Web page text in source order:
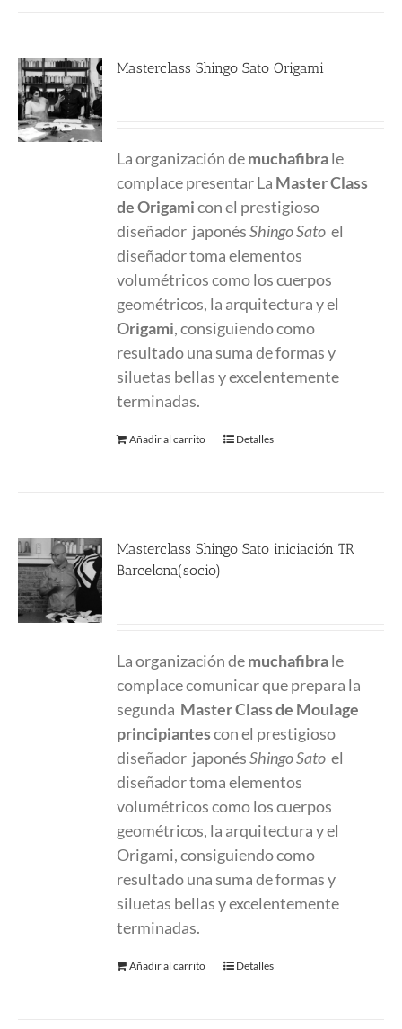
Masterclass Shingo Sato Origami
La organización demuchafibrale
complace presentar La Master Class
de Origamicon el prestigioso
diseñador japonésShingo Sato el
diseñador toma elementos
volumétricos como los cuerpos
geométricos, la arquitectura y el
Origami, consiguiendo como
resultado una suma de formas y
siluetas bellas y excelentemente
terminadas.
Añadir al carrito Detalles
Masterclass Shingo Sato iniciación TR
Barcelona(socio)
La organización demuchafibrale
complace comunicar que prepara la
segunda Master Classde Moulage
principiantescon el prestigioso
diseñador japonésShingo Sato el
diseñador toma elementos
volumétricos como los cuerpos
geométricos, la arquitectura y el
Origami, consiguiendo como
resultado una suma de formas y
siluetas bellas y excelentemente
terminadas.
Añadir al carrito Detalles